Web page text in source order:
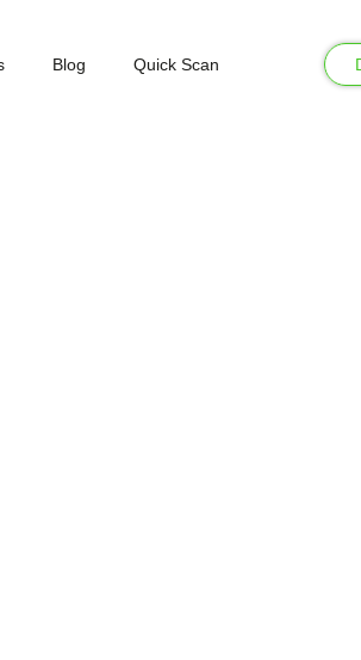
Blog Quick Scan